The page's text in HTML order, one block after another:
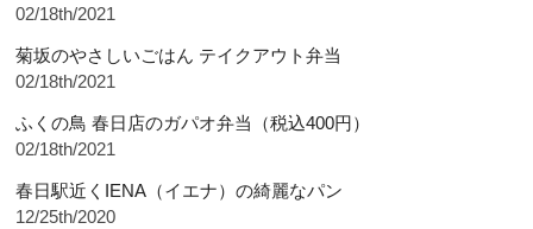
02/18th/2021
菊坂のやさしいごはん テイクアウト弁当
02/18th/2021
ふくの鳥 春日店のガパオ弁当（税込400円）
02/18th/2021
春日駅近くIENA（イエナ）の綺麗なパン
12/25th/2020